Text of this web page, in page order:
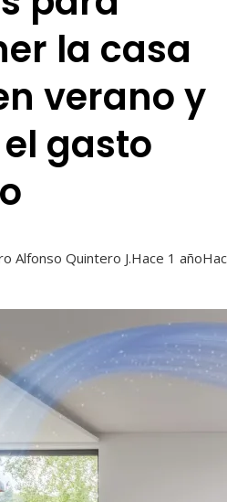
la casa
verano y
gasto
Alfonso Quintero J.Hace 1 año